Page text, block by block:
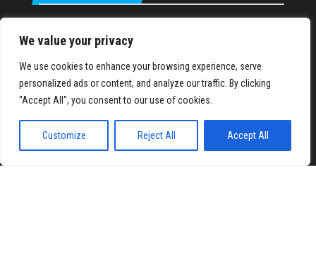
We value your privacy
We use cookies to enhance your browsing experience, serve
personalized ads or content, and analyze our traffic. By clicking
"Accept All", you consent to our use of cookies.
Customize Reject All Accept All
IronMuscles.org© 2018-2023